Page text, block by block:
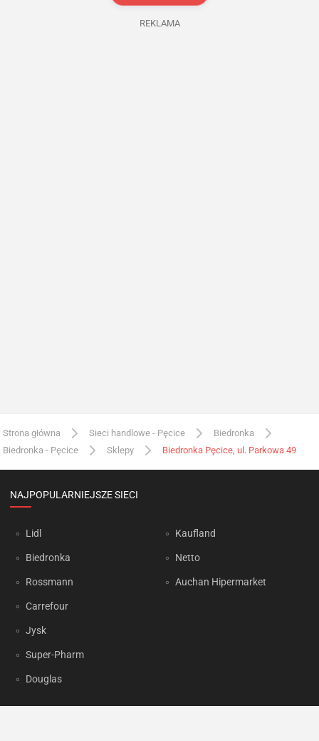
REKLAMA
Strona główna Sieci handlowe - Pęcice
Biedronka
Biedronka - Pęcice
Sklepy Biedronka Pęcice, ul. Parkowa 49
NAJPOPULARNIEJSZE SIECI
Lidl
Biedronka
Rossmann
Carrefour
Jysk
Super-Pharm
Douglas
Kaufland
Netto
Auchan Hipermarket